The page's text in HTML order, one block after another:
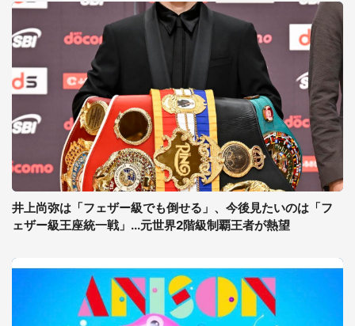
井上尚弥は「フェザー級でも倒せる」、今後見たいのは「フ
ェザー級王座統一戦」...元世界2階級制覇王者が熱望